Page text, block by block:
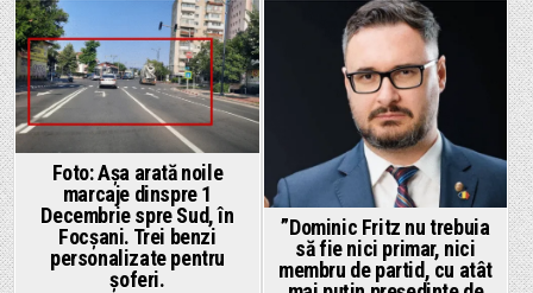
pentru
constatarea
existenței
unui
conflict
juridic
de
natură
constituțională
între
Președintele
României
și
Parlamentul
României.
au
fost
altele.
Posted
in
Foto: Așa arată noile
marcaje dinspre 1
Decembrie spre Sud, în
Focșani. Trei benzi
personalizate pentru
șoferi.
Posted
”Dominic Fritz nu trebuia
să fie nici primar, nici
membru de partid, cu atât